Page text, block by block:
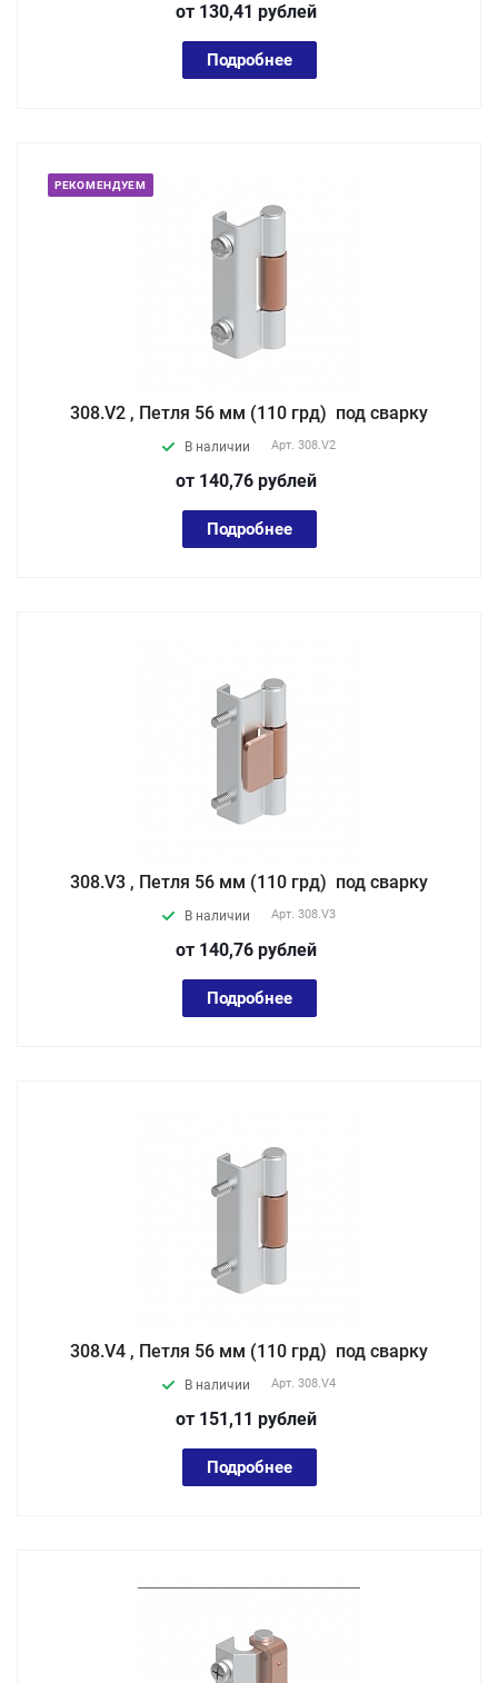
от 130,41 рублей
Подробнее
РЕКОМЕНДУЕМ
308.V2 , Петля 56 мм (110 грд) под сварку
В наличии Арт. 308.V2
от 140,76 рублей
Подробнее
308.V3 , Петля 56 мм (110 грд) под сварку
В наличии Арт. 308.V3
от 140,76 рублей
Подробнее
308.V4 , Петля 56 мм (110 грд) под сварку
В наличии Арт. 308.V4
от 151,11 рублей
Подробнее